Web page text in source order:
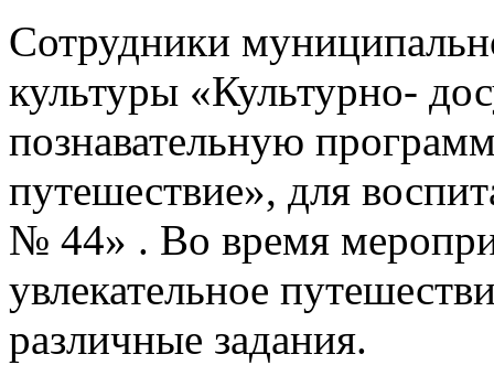
Сотрудники
культуры «Культурно-
познавательную
путешествие», для
№ 44» . Во время
увлекательное
различные задания.